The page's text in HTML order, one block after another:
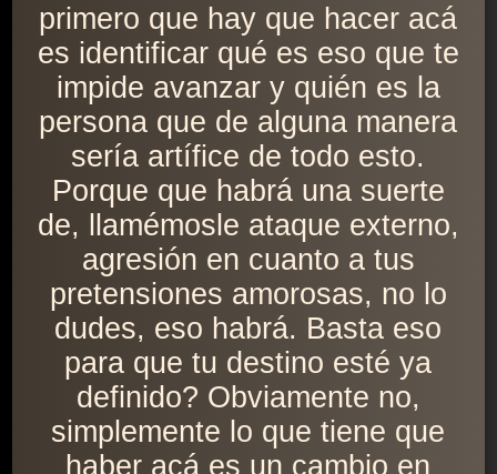
primero que hay que hacer acá
es identificar qué es eso que te
impide avanzar y quién es la
persona que de alguna manera
sería artífice de todo esto.
Porque que habrá una suerte
de, llamémosle ataque externo,
agresión en cuanto a tus
pretensiones amorosas, no lo
dudes, eso habrá. Basta eso
para que tu destino esté ya
definido? Obviamente no,
simplemente lo que tiene que
haber acá es un cambio en